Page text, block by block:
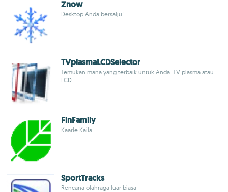
Znow
Desktop Anda bersalju!
TVplasmaLCDSelector
Temukan mana yang terbaik untuk Anda: TV plasma atau
LCD
FinFamily
Kaarle Kaila
SportTracks
Rencana olahraga luar biasa